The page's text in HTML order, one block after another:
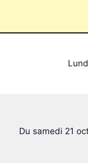
Du samedi 21